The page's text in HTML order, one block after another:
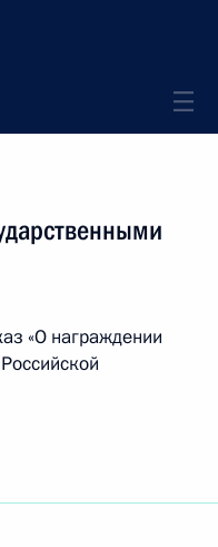
«О награждении